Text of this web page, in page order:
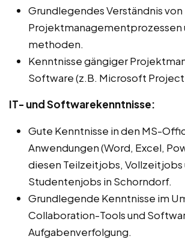
Grundlegendes Verständnis von
Projektmanagementprozessen
methoden.
Kenntnisse gängiger
Software (z.B. Microsoft
IT- und Softwarekenntnisse:
Gute Kenntnisse in den MS-
Anwendungen (Word, Excel,
diesen Teilzeitjobs, Vollzeitjobs
Studentenjobs in Schorndorf.
Grundlegende Kenntnisse im
Collaboration-Tools und
Aufgabenverfolgung.